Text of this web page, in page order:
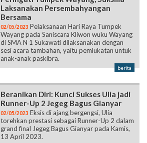
Laksanakan Persembahyangan
Bersama
02/05/2023 Pelaksanaan Hari Raya Tumpek
Wayang pada Saniscara Kliwon wuku Wayang
di SMA N 1 Sukawati dilaksanakan dengan
sesi acara tambahan, yaitu pemlukatan untuk
anak-anak paskibra.
berita
Beranikan Diri: Kunci Sukses Ulia jadi
Runner-Up 2 Jegeg Bagus Gianyar
02/05/2023 Eksis di ajang bergengsi, Ulia
torehkan prestasi sebagai Runner-Up 2 dalam
grand final Jegeg Bagus Gianyar pada Kamis,
13 April 2023.